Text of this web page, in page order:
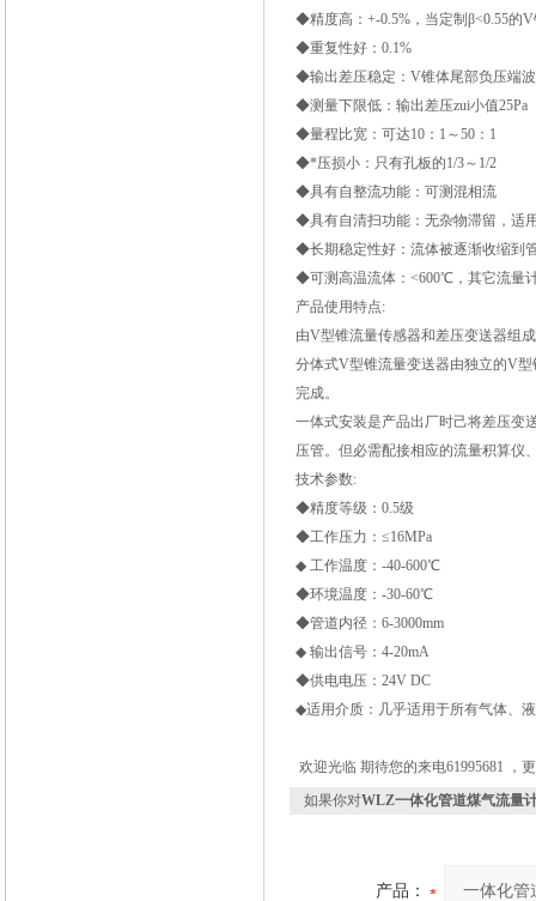
◆精度高：+-0.5%，当定制β<0.55的
◆重复性好：0.1%
◆输出差压稳定：V锥体尾部负压端
◆测量下限低：输出差压zui小值25Pa
◆量程比宽：可达10：1～50：1
◆*压损小：只有孔板的1/3～1/2
◆具有自整流功能：可测混相流
◆具有自清扫功能：无杂物滞留，适
◆长期稳定性好：流体被逐渐收缩到
◆可测高温流体：<600℃，其它流量
产品使用特点:
由V型锥流量传感器和差压变送器组
分体式V型锥流量变送器由独立的V
完成。
一体式安装是产品出厂时己将差压变
压管。但必需配接相应的流量积算仪
技术参数:
◆精度等级：0.5级
◆工作压力：≤16MPa
◆ 工作温度：-40-600℃
◆环境温度：-30-60℃
◆管道内径：6-3000mm
◆ 输出信号：4-20mA
◆供电电压：24V DC
◆适用介质：几乎适用于所有气体、
欢迎光临 期待您的来电61995681 ，
如果你对WLZ一体化管道煤气流量
产品：